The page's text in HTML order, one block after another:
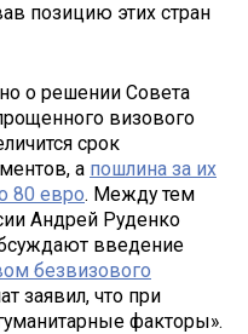
позицию этих стран
о решении Совета
визового
срок
а пошлина за их
80 евро. Между тем
Андрей Руденко
введение
безвизового
заявил, что при
факторы».